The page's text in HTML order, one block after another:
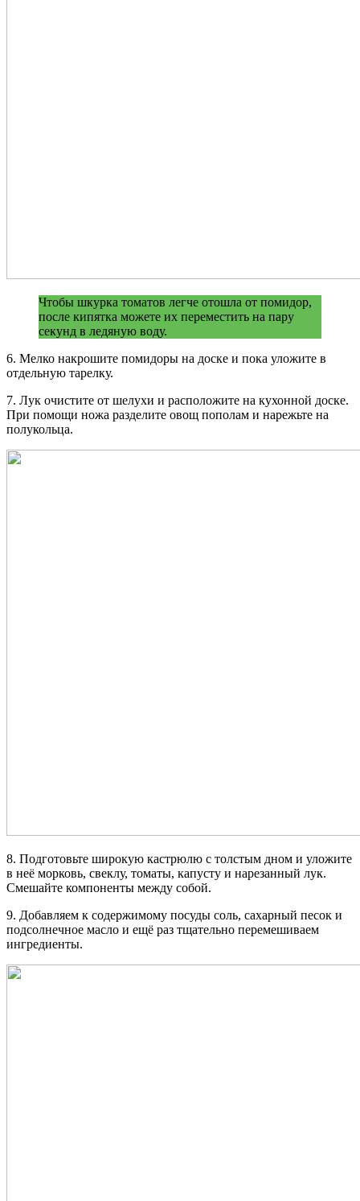
Чтобы шкурка томатов легче отошла от помидор,
после кипятка можете их переместить на пару
секунд в ледяную воду.
6. Мелко накрошите помидоры на доске и пока уложите в
отдельную тарелку.
7. Лук очистите от шелухи и расположите на кухонной доске.
При помощи ножа разделите овощ пополам и нарежьте на
полукольца.
8. Подготовьте широкую кастрюлю с толстым дном и уложите
в неё морковь, свеклу, томаты, капусту и нарезанный лук.
Смешайте компоненты между собой.
9. Добавляем к содержимому посуды соль, сахарный песок и
подсолнечное масло и ещё раз тщательно перемешиваем
ингредиенты.